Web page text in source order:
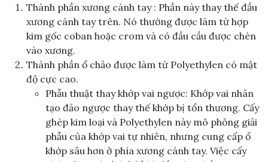
Thành phần xương cánh tay : Phần này thay thế đầu
xương cánh tay trên. Nó thường được làm từ hợp
kim gốc coban hoặc crom và có đầu cầu được chèn
vào xương.
Thành phần ổ chảo được làm từ Polyethylen có mật
độ cực cao.
Phẫu thuật thay khớp vai ngược: Khớp vai nhân
tạo đảo ngược thay thế khớp bị tổn thương. Cấy
ghép kim loại và Polyethylen này mô phỏng giải
phẫu của khớp vai tự nhiên, nhưng cung cấp ổ
khớp sâu hơn ở phía xương cánh tay. Việc cấy